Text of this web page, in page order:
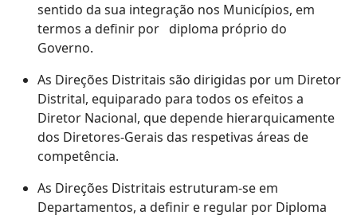
sentido da sua integração nos Municípios, em
termos a definir por diploma próprio do
Governo.
As Direções Distritais são dirigidas por um Diretor
Distrital, equiparado para todos os efeitos a
Diretor Nacional, que depende hierarquicamente
dos Diretores-Gerais das respetivas áreas de
competência.
As Direções Distritais estruturam-se em
Departamentos, a definir e regular por Diploma